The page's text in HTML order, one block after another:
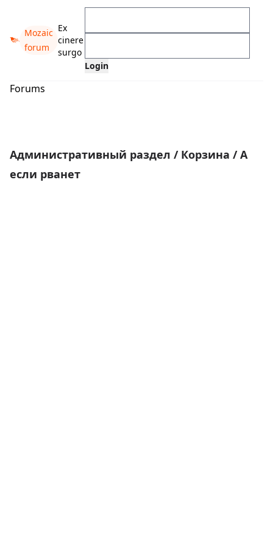
Mozaic
forum
Ex
cinere
surgo
Forums
Административный раздел / Корзина /А
если рванет